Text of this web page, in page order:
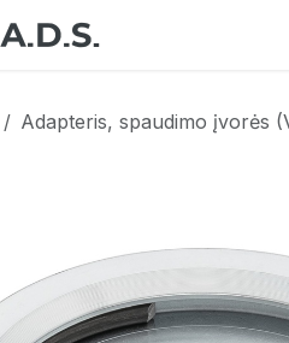
Adapteris, spaudimo įvorės